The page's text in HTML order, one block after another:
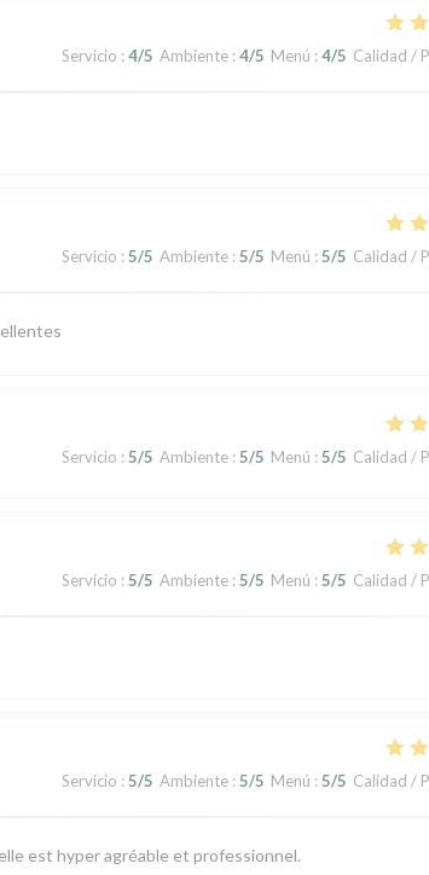
Servicio : 4/5 Ambiente : 4/5 Menú : 4/5 Calidad /
Servicio : 5/5 Ambiente : 5/5 Menú : 5/5 Calidad /
Servicio : 5/5 Ambiente : 5/5 Menú : 5/5 Calidad /
Servicio : 5/5 Ambiente : 5/5 Menú : 5/5 Calidad /
Servicio : 5/5 Ambiente : 5/5 Menú : 5/5 Calidad /
est hyper agréable et professionnel.